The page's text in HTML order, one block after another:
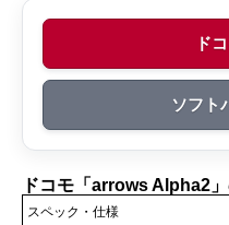
ド
ソフト
ドコモ「arrows Alpha2
スペック・仕様